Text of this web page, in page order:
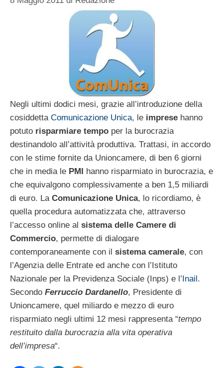
Negli ultimi dodici mesi, grazie all’introduzione della
cosiddetta Comunicazione Unica, le imprese hanno
potuto risparmiare tempo per la burocrazia
destinandolo all’attività produttiva. Trattasi, in accordo
con le stime fornite da Unioncamere, di ben 6 giorni
che in media le PMI hanno risparmiato in burocrazia, e
che equivalgono complessivamente a ben 1,5 miliardi
di euro. La Comunicazione Unica, lo ricordiamo, è
quella procedura automatizzata che, attraverso
l’accesso online al sistema delle Camere di
Commercio, permette di dialogare
contemporaneamente con il sistema camerale, con
l’Agenzia delle Entrate ed anche con l’Istituto
Nazionale per la Previdenza Sociale (Inps) e l’Inail.
Secondo Ferruccio Dardanello, Presidente di
Unioncamere, quel miliardo e mezzo di euro
risparmiato negli ultimi 12 mesi rappresenta “tempo
restituito dalla burocrazia alla vita operativa
dell’impresa“.